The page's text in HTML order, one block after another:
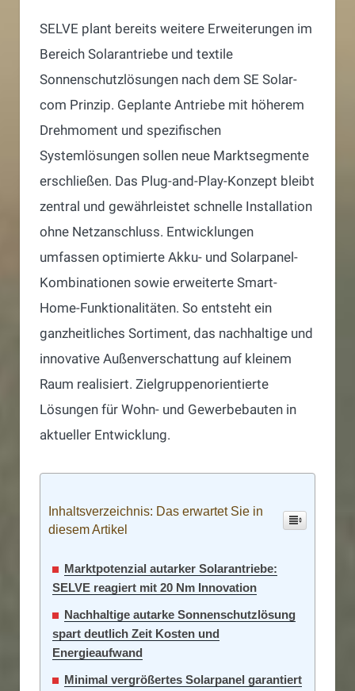
SELVE plant bereits weitere Erweiterungen im
Bereich Solarantriebe und textile
Sonnenschutzlösungen nach dem SE Solar-
com Prinzip. Geplante Antriebe mit höherem
Drehmoment und spezifischen
Systemlösungen sollen neue Marktsegmente
erschließen. Das Plug-and-Play-Konzept bleibt
zentral und gewährleistet schnelle Installation
ohne Netzanschluss. Entwicklungen
umfassen optimierte Akku- und Solarpanel-
Kombinationen sowie erweiterte Smart-
Home-Funktionalitäten. So entsteht ein
ganzheitliches Sortiment, das nachhaltige und
innovative Außenverschattung auf kleinem
Raum realisiert. Zielgruppenorientierte
Lösungen für Wohn- und Gewerbebauten in
aktueller Entwicklung.
Inhaltsverzeichnis: Das erwartet Sie in
diesem Artikel
Marktpotenzial autarker Solarantriebe:
SELVE reagiert mit 20 Nm Innovation
Nachhaltige autarke Sonnenschutzlösung
spart deutlich Zeit Kosten und
Energieaufwand
Minimal vergrößertes Solarpanel garantiert